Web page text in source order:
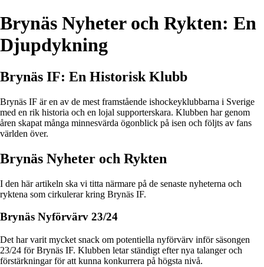
Brynäs Nyheter och Rykten: En
Djupdykning
Brynäs IF: En Historisk Klubb
Brynäs IF är en av de mest framstående ishockeyklubbarna i Sverige
med en rik historia och en lojal supporterskara. Klubben har genom
åren skapat många minnesvärda ögonblick på isen och följts av fans
världen över.
Brynäs Nyheter och Rykten
I den här artikeln ska vi titta närmare på de senaste nyheterna och
ryktena som cirkulerar kring Brynäs IF.
Brynäs Nyförvärv 23/24
Det har varit mycket snack om potentiella nyförvärv inför säsongen
23/24 för Brynäs IF. Klubben letar ständigt efter nya talanger och
förstärkningar för att kunna konkurrera på högsta nivå.